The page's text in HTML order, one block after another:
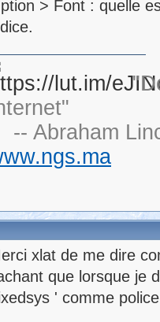
> Font : quelle
-- Abraham
xlat de me dire
que lorsque je
' comme police